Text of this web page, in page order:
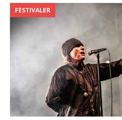
FESTIVALER